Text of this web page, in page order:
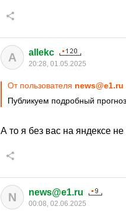
A allekc
20:28, 01.05.2025
От пользователя news@e1.ru
Публикуем подробный
А то я без вас на яндексе
N news@e1.ru
00:08, 02.06.2025